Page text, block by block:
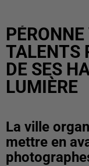
TALENTS
DE SES
LUMIÈRE
La ville
mettre en